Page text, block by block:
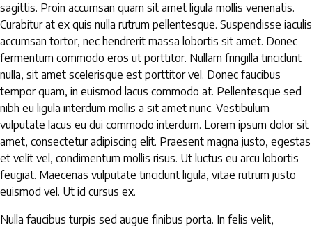
sagittis. Proin accumsan quam sit amet ligula mollis venenatis.
Curabitur at ex quis nulla rutrum pellentesque. Suspendisse iaculis
accumsan tortor, nec hendrerit massa lobortis sit amet. Donec
fermentum commodo eros ut porttitor. Nullam fringilla tincidunt
nulla, sit amet scelerisque est porttitor vel. Donec faucibus
tempor quam, in euismod lacus commodo at. Pellentesque sed
nibh eu ligula interdum mollis a sit amet nunc. Vestibulum
vulputate lacus eu dui commodo interdum. Lorem ipsum dolor sit
amet, consectetur adipiscing elit. Praesent magna justo, egestas
et velit vel, condimentum mollis risus. Ut luctus eu arcu lobortis
feugiat. Maecenas vulputate tincidunt ligula, vitae rutrum justo
euismod vel. Ut id cursus ex.
Nulla faucibus turpis sed augue finibus porta. In felis velit,